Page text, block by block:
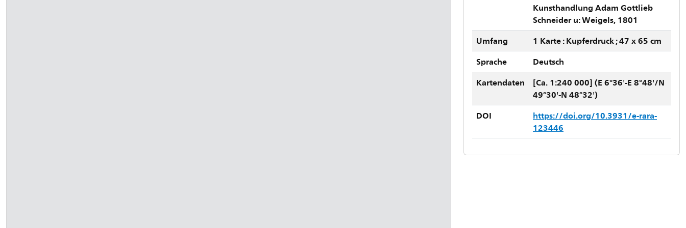
Kunsthandlung Adam Gottlieb
Schneider u: Weigels, 1801
Umfang
1 Karte : Kupferdruck ; 47 x 65 cm
Sprache
Deutsch
Kartendaten
[Ca. 1:240 000] (E 6°36'-E 8°48'/N
49°30'-N 48°32')
DOI
https://doi.org/10.3931/e-rara-
123446